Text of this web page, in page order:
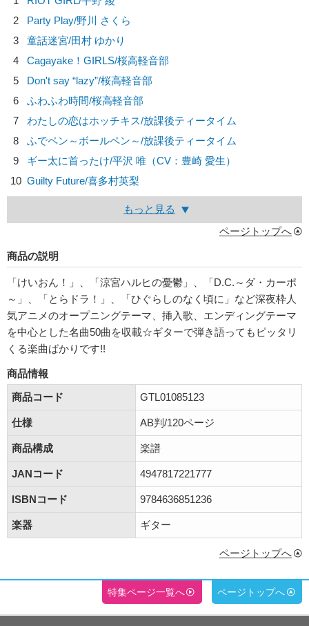
2
Party Play/野川 さくら
3
童話迷宮/田村 ゆかり
4
Cagayake！GIRLS/桜高軽音部
5
Don't say “lazy”/桜高軽音部
6
ふわふわ時間/桜高軽音部
7
わたしの恋はホッチキス/放課後ティータイム
8
ふでペン～ボールペン～/放課後ティータイム
9
ギー太に首ったけ/平沢 唯（CV：豊崎 愛生）
10 Guilty Future/喜多村英梨
もっと見る
ページトップへ
商品の説明
「けいおん！」、「涼宮ハルヒの憂鬱」、「D.C.～ダ・カーポ
～」、「とらドラ！」、「ひぐらしのなく頃に」など深夜枠人
気アニメのオープニングテーマ、挿入歌、エンディングテーマ
を中心とした名曲50曲を収載☆ギターで弾き語ってもピッタリ
くる楽曲ばかりです!!
商品情報
商品コード
GTL01085123
仕様 AB判/120ページ
商品構成 楽譜
JANコード 4947817221777
ISBNコード 9784636851236
楽器 ギター
ページトップへ
特集ページ一覧へ ページトップへ